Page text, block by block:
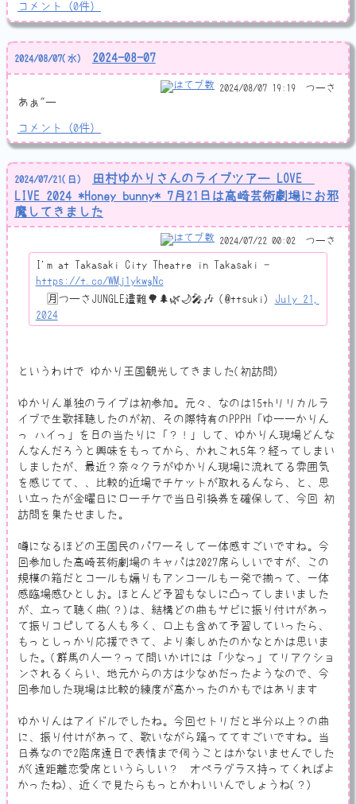
コメント （0件）
2024/08/07(水) 2024-08-07
2024/08/07 19:19 つーさ
あぁ"ー
コメント （0件）
2024/07/21(日)
田村ゆかりさんのライブツアー LOVE ♡
LIVE 2024 *Honey bunny* 7月21日は高崎芸術劇場にお邪
魔してきました
2024/07/22 00:02 つーさ
I'm at Takasaki City Theatre in Takasaki -
https://t.co/WMj1ykwgNc
— 🈷️つーさJUNGLE遭難🌳🌲🌿🌙🎤🎶 (@ttsuki)
July 21,
2024
というわけで ゆかり王国観光してきました(初訪問)
ゆかりん単独のライブは初参加。元々、なのは15thリリカルラ
イブで生歌拝聴したのが初、その際特有のPPPH「ゆーーかりん
っ ハイっ」を目の当たりに「？！」して、ゆかりん現場どんな
んなんだろうと興味をもってから、かれこれ5年？経ってしまい
しましたが、最近？奈々クラがゆかりん現場に流れてる雰囲気
を感じてて、、比較的近場でチケットが取れるんなら、と、思
い立ったが金曜日にローチケで当日引換券を確保して、今回 初
訪問を果たせました。
噂になるほどの王国民のパワーそして一体感すごいですね。今
回参加した高崎芸術劇場のキャパは2027席らしいですが、この
規模の箱だとコールも煽りもアンコールも一発で揃って、一体
感臨場感ひとしお。ほとんど予習もなしに凸ってしまいました
が、立って聴く曲(？)は、結構どの曲もサビに振り付けがあっ
て振りコピしてる人も多く、口上も含めて予習していったら、
もっとしっかり応援できて、より楽しめたのかなとかは思いま
した。(群馬の人ー？って問いかけには「少なっ」てリアクショ
ンされるくらい、地元からの方は少なめだったようなので、今
回参加した現場は比較的練度が高かったのかもではあります
ゆかりんはアイドルでしたね。今回セトリだと半分以上？の曲
に、振り付けがあって、歌いながら踊っててすごいですね。当
日券なので2階席遠目で表情まで伺うことはかないませんでした
が(遠距離恋愛席というらしい？ オペラグラス持ってくればよ
かったね)、近くで見たらもっとかわいいんでしょうね(？)